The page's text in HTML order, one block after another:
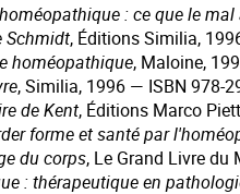
: ce que le
Schmidt, Éditions Similia,
homéopathique, Maloine,
, Similia, 1996 — ISBN 978-
de Kent, Éditions Marco
forme et santé par
du corps, Le Grand Livre
: thérapeutique en